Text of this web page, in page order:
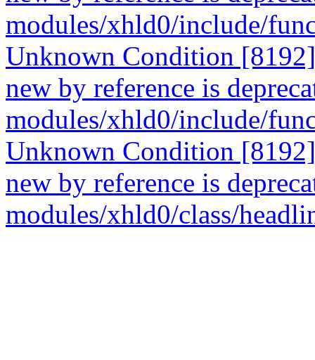
modules/xhld0/include/
Unknown Condition
new by reference is
modules/xhld0/include/
Unknown Condition
new by reference is
modules/xhld0/class/